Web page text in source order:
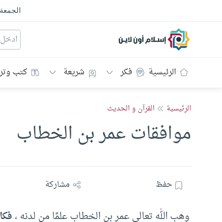
إسلام أون لاين
الرئيسية فكر شريعة كتب
الرئيسية القرآن و الحديث
موافقات عمر بن الخطاب
حفظ مشاركة
وهب الله تعالى عمر بن الخطاب علمًا من لدنه ،